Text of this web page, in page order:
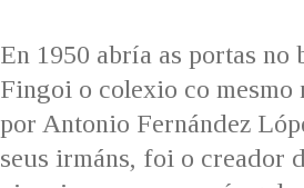
CASA-
BAZÁN
HISTORIA
60 ANOS
PORTAL
En 1950 abría as portas no
Fingoi o colexio co mesmo
por Antonio Fernández
seus irmáns, foi o creador